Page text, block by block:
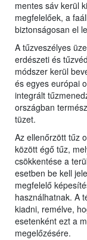
mentes sáv kerül
megfelelőek, a
biztonságosan el
A tűzveszélyes
erdészeti és
módszer kerül
és egyes európai
integrált
országban
tüzet.
Az ellenőrzött tűz
között égő tűz,
csökkentése a
esetben be kell
megfelelő
használhatnak. A
kiadni, remélve,
esetenként ezt a
megelőzésére.